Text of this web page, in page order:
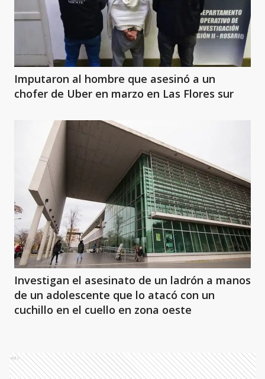
Imputaron al hombre que asesinó a un
chofer de Uber en marzo en Las Flores sur
Investigan el asesinato de un ladrón a manos
de un adolescente que lo atacó con un
cuchillo en el cuello en zona oeste
Ads